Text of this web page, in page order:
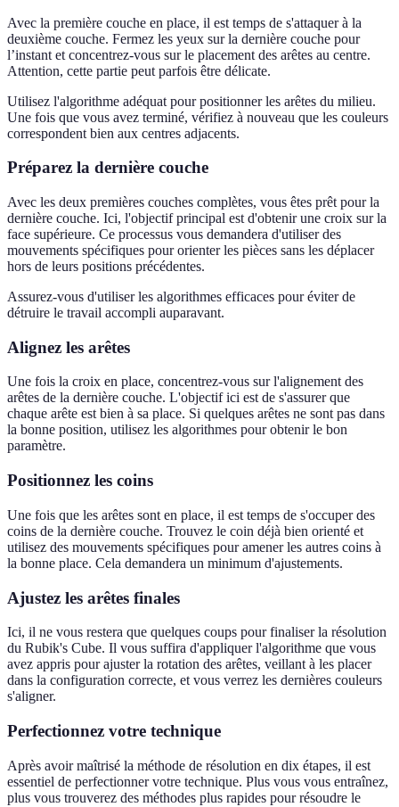
Avec la première couche en place, il est temps de s'attaquer à la
deuxième couche. Fermez les yeux sur la dernière couche pour
l’instant et concentrez-vous sur le placement des arêtes au centre.
Attention, cette partie peut parfois être délicate.
Utilisez l'algorithme adéquat pour positionner les arêtes du milieu.
Une fois que vous avez terminé, vérifiez à nouveau que les couleurs
correspondent bien aux centres adjacents.
Préparez la dernière couche
Avec les deux premières couches complètes, vous êtes prêt pour la
dernière couche. Ici, l'objectif principal est d'obtenir une croix sur la
face supérieure. Ce processus vous demandera d'utiliser des
mouvements spécifiques pour orienter les pièces sans les déplacer
hors de leurs positions précédentes.
Assurez-vous d'utiliser les algorithmes efficaces pour éviter de
détruire le travail accompli auparavant.
Alignez les arêtes
Une fois la croix en place, concentrez-vous sur l'alignement des
arêtes de la dernière couche. L'objectif ici est de s'assurer que
chaque arête est bien à sa place. Si quelques arêtes ne sont pas dans
la bonne position, utilisez les algorithmes pour obtenir le bon
paramètre.
Positionnez les coins
Une fois que les arêtes sont en place, il est temps de s'occuper des
coins de la dernière couche. Trouvez le coin déjà bien orienté et
utilisez des mouvements spécifiques pour amener les autres coins à
la bonne place. Cela demandera un minimum d'ajustements.
Ajustez les arêtes finales
Ici, il ne vous restera que quelques coups pour finaliser la résolution
du Rubik's Cube. Il vous suffira d'appliquer l'algorithme que vous
avez appris pour ajuster la rotation des arêtes, veillant à les placer
dans la configuration correcte, et vous verrez les dernières couleurs
s'aligner.
Perfectionnez votre technique
Après avoir maîtrisé la méthode de résolution en dix étapes, il est
essentiel de perfectionner votre technique. Plus vous vous entraînez,
plus vous trouverez des méthodes plus rapides pour résoudre le